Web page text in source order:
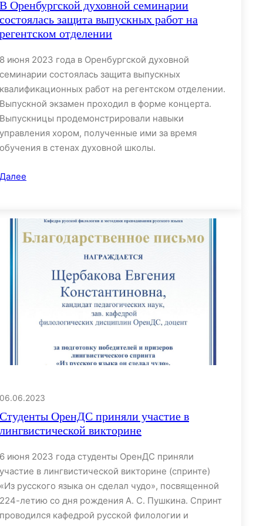
В Оренбургской духовной семинарии
состоялась защита выпускных работ на
регентском отделении
8 июня 2023 года в Оренбургской духовной
семинарии состоялась защита выпускных
квалификационных работ на регентском отделении.
Выпускной экзамен проходил в форме концерта.
Выпускницы продемонстрировали навыки
управления хором, полученные ими за время
обучения в стенах духовной школы.
Далее
06.06.2023
Студенты ОренДС приняли участие в
лингвистической викторине
6 июня 2023 года студенты ОренДС приняли
участие в лингвистической викторине (спринте)
«Из русского языка он сделал чудо», посвященной
224-летию со дня рождения А. С. Пушкина. Спринт
проводился кафедрой русской филологии и